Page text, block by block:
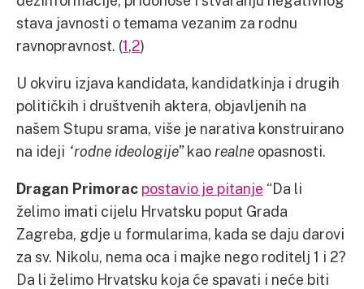
stava javnosti o temama vezanim za rodnu
ravnopravnost. (1,2)
U okviru izjava kandidata, kandidatkinja i drugih
političkih i društvenih aktera, objavljenih na
našem Stupu srama, više je narativa konstruirano
na ideji “rodne ideologije”kao realne opasnosti.
Dragan Primorac postavio je pitanje “Da li
želimo imati cijelu Hrvatsku poput Grada
Zagreba, gdje u formularima, kada se daju darovi
za sv. Nikolu, nema oca i majke nego roditelj 1 i 2?
Da li želimo Hrvatsku koja će spavati i neće biti